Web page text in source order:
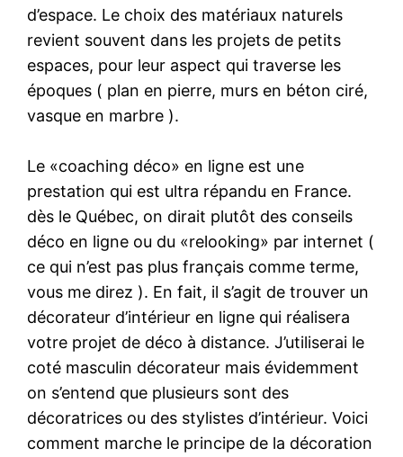
d’espace. Le choix des matériaux naturels
revient souvent dans les projets de petits
espaces, pour leur aspect qui traverse les
époques ( plan en pierre, murs en béton ciré,
vasque en marbre ).
Le «coaching déco» en ligne est une
prestation qui est ultra répandu en France.
dès le Québec, on dirait plutôt des conseils
déco en ligne ou du «relooking» par internet (
ce qui n’est pas plus français comme terme,
vous me direz ). En fait, il s’agit de trouver un
décorateur d’intérieur en ligne qui réalisera
votre projet de déco à distance. J’utiliserai le
coté masculin décorateur mais évidemment
on s’entend que plusieurs sont des
décoratrices ou des stylistes d’intérieur. Voici
comment marche le principe de la décoration